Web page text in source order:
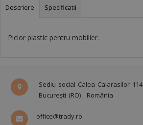
Descriere Specificatii
Picior plastic pentru mobilier.
Sediu social Calea Calarasilor 114
București (RO)
România
office@trady.ro